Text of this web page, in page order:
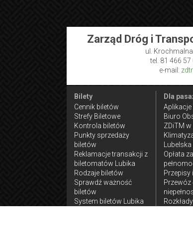
Zarząd Dróg i
ul.
tel. 81 466 57
e-mail:
Bilety
Cennik biletów
Strefy Biletowe
Kontrola biletów
Punkty sprzedaży
biletów
Reklamacje transakcji z
biletomatów Lubika
Rodzaje biletów
Sprawdź ważność
biletów
System biletów Lubika
Dla
Aplikacje
Biuro
ZDiTM w
Opłata za
Przepisy